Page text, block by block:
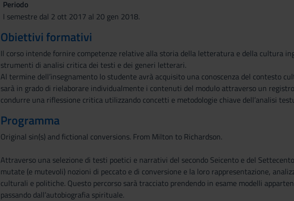
Periodo
I semestre dal 2 ott 2017 al 20 gen 2018.
Obiettivi formativi
Il corso intende fornire competenze relative alla storia della letteratura e della cultura
strumenti di analisi critica dei testi e dei generi letterari.
Al termine dell’insegnamento lo studente avrà acquisito una conoscenza del contesto
sarà in grado di rielaborare individualmente i contenuti del modulo attraverso un
condurre una riflessione critica utilizzando concetti e metodologie chiave dell’analisi
Programma
Original sin(s) and fictional conversions. From Milton to Richardson.
Attraverso una selezione di testi poetici e narrativi del secondo Seicento e del
mutate (e mutevoli) nozioni di peccato e di conversione e la loro rappresentazione,
culturali e politiche. Questo percorso sarà tracciato prendendo in esame modelli
passando dall’autobiografia spirituale.